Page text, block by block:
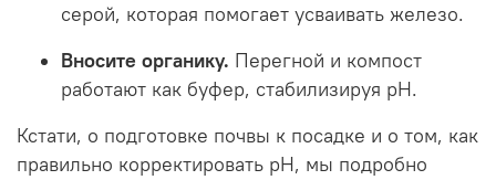
серой, которая помогает усваивать железо.
Вносите органику. Перегной и компост
работают как буфер, стабилизируя pH.
Кстати, о подготовке почвы к посадке и о том, как
правильно корректировать pH, мы подробно